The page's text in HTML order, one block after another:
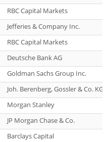
RBC Capital Markets
Jefferies & Company Inc.
RBC Capital Markets
Deutsche Bank AG
Goldman Sachs Group Inc.
Joh. Berenberg, Gossler & Co. KG
Morgan Stanley
JP Morgan Chase & Co.
Barclays Capital